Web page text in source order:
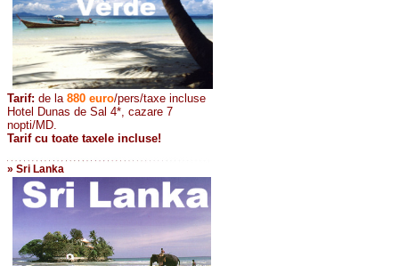
Tarif: de la 880 euro/pers/taxe incluse
Hotel Dunas de Sal 4*, cazare 7
nopti/MD.
Tarif cu toate taxele incluse!
» Sri Lanka